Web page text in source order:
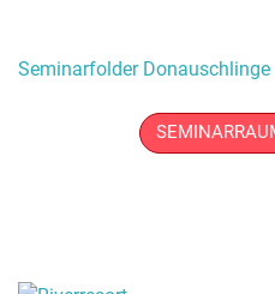
Seminarfolder Donauschlinge